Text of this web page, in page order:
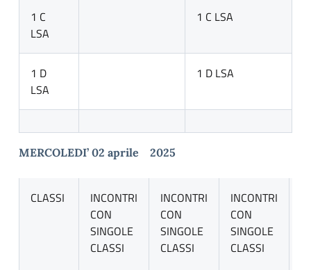
1 C
LSA
1 C LSA
1 D
LSA
1 D LSA
MERCOLEDI’ 02 aprile 2025
CLASSI
INCONTRI
CON
SINGOLE
CLASSI
INCONTRI
CON
SINGOLE
CLASSI
INCONTRI
CON
SINGOLE
CLASSI